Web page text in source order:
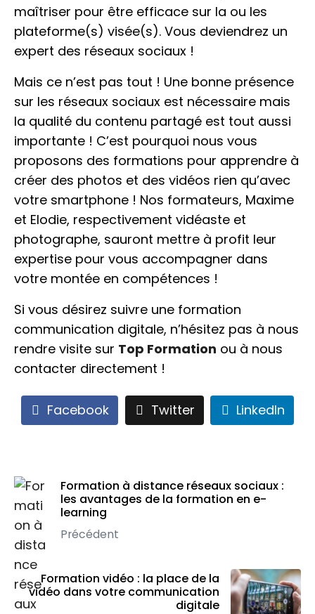
maîtriser pour être efficace sur la ou les
plateforme(s) visée(s). Vous deviendrez un
expert des réseaux sociaux !
Mais ce n’est pas tout ! Une bonne présence
sur les réseaux sociaux est nécessaire mais
la qualité du contenu partagé est tout aussi
importante ! C’est pourquoi nous vous
proposons des formations pour apprendre à
créer des photos et des vidéos rien qu’avec
votre smartphone ! Nos formateurs, Maxime
et Elodie, respectivement vidéaste et
photographe, sauront mettre à profit leur
expertise pour vous accompagner dans
votre montée en compétences !
Si vous désirez suivre une formation
communication digitale, n’hésitez pas à nous
rendre visite sur Top Formation ou à nous
contacter directement !
Facebook Twitter LinkedIn
Formation à distance réseaux sociaux :
les avantages de la formation en e-
learning
Précédent
Formation vidéo : la place de la
vidéo dans votre communication
digitale